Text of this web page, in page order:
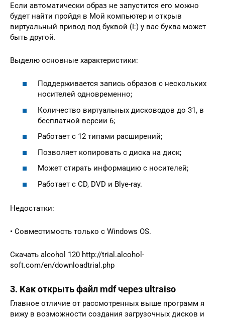
Если автоматически образ не запустится его можно
будет найти пройдя в Мой компьютер и открыв
виртуальный привод под буквой (I:) у вас буква может
быть другой.
Выделю основные характеристики:
Поддерживается запись образов с нескольких
носителей одновременно;
Количество виртуальных дисководов до 31, в
бесплатной версии 6;
Работает с 12 типами расширений;
Позволяет копировать с диска на диск;
Может стирать информацию с носителей;
Работает с CD, DVD и Blye-ray.
Недостатки:
• Совместимость только с Windows OS.
Скачать alcohol 120 http://trial.alcohol-
soft.com/en/downloadtrial.php
3. Как открыть файл mdf через ultraiso
Главное отличие от рассмотренных выше программ я
вижу в возможности создания загрузочных дисков и